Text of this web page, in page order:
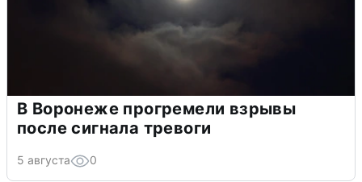
В Воронеже прогремели взрывы
после сигнала тревоги
5 августа 0